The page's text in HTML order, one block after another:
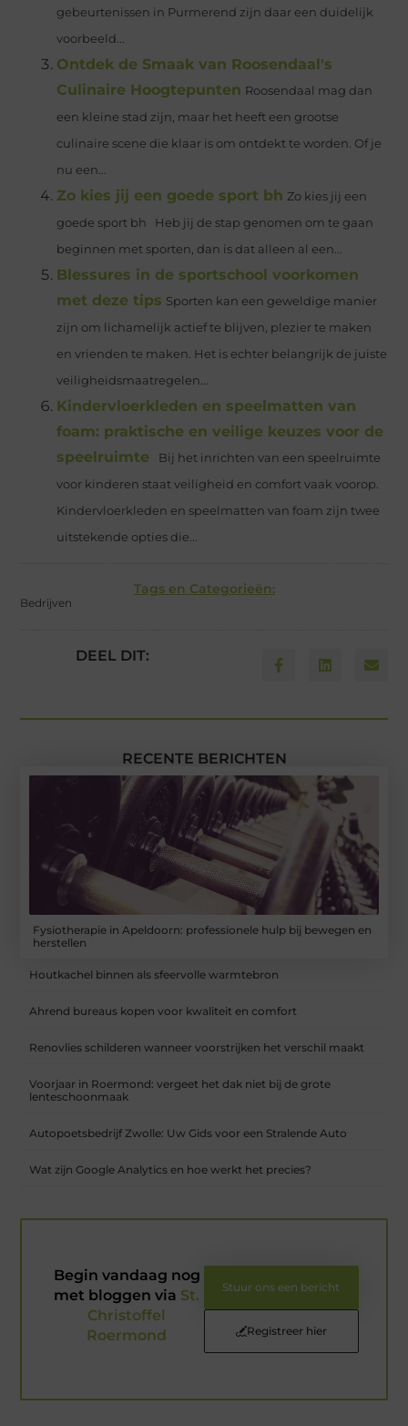
gebeurtenissen in Purmerend zijn daar een duidelijk
voorbeeld...
Ontdek de Smaak van Roosendaal's
Culinaire Hoogtepunten Roosendaal mag dan
een kleine stad zijn, maar het heeft een grootse
culinaire scene die klaar is om ontdekt te worden. Of je
nu een...
Zo kies jij een goede sport bh Zo kies jij een
goede sport bh Heb jij de stap genomen om te gaan
beginnen met sporten, dan is dat alleen al een...
Blessures in de sportschool voorkomen
met deze tips Sporten kan een geweldige manier
zijn om lichamelijk actief te blijven, plezier te maken
en vrienden te maken. Het is echter belangrijk de juiste
veiligheidsmaatregelen...
Kindervloerkleden en speelmatten van
foam: praktische en veilige keuzes voor de
speelruimte
Bij het inrichten van een speelruimte
voor kinderen staat veiligheid en comfort vaak voorop.
Kindervloerkleden en speelmatten van foam zijn twee
uitstekende opties die...
Tags en Categorieën:
Bedrijven
DEEL DIT:
RECENTE BERICHTEN
Fysiotherapie in Apeldoorn: professionele hulp bij bewegen en
herstellen
Houtkachel binnen als sfeervolle warmtebron
Ahrend bureaus kopen voor kwaliteit en comfort
Renovlies schilderen wanneer voorstrijken het verschil maakt
Voorjaar in Roermond: vergeet het dak niet bij de grote
lenteschoonmaak
Autopoetsbedrijf Zwolle: Uw Gids voor een Stralende Auto
Wat zijn Google Analytics en hoe werkt het precies?
Begin vandaag nog
met bloggen via St.
Christoffel
Roermond
Stuur ons een bericht
Registreer hier